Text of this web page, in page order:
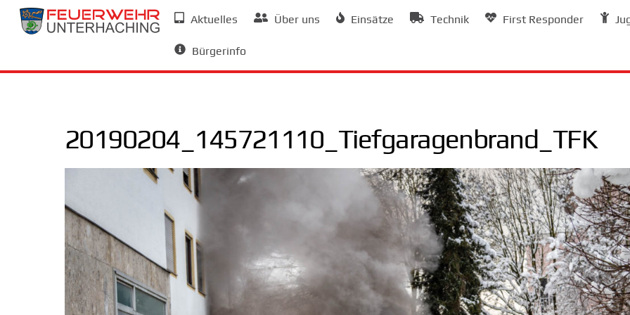
Skip
Aktuelles Über uns Einsätze Technik First Responder
Bürgerinfo
20190204_145721110_Tiefgaragenbrand_TFK